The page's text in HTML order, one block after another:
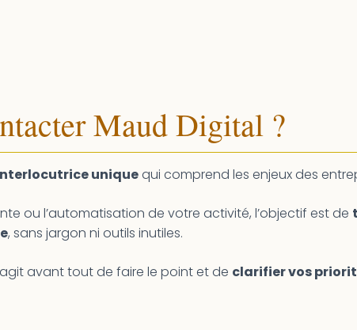
Maud Digital ?
nterlocutrice uniquequi comprend les enjeux des
ou l’automatisation de votre activité, l’objectif est de
, sans jargon ni outils inutiles.
avant tout de faire le point et de clarifier vos